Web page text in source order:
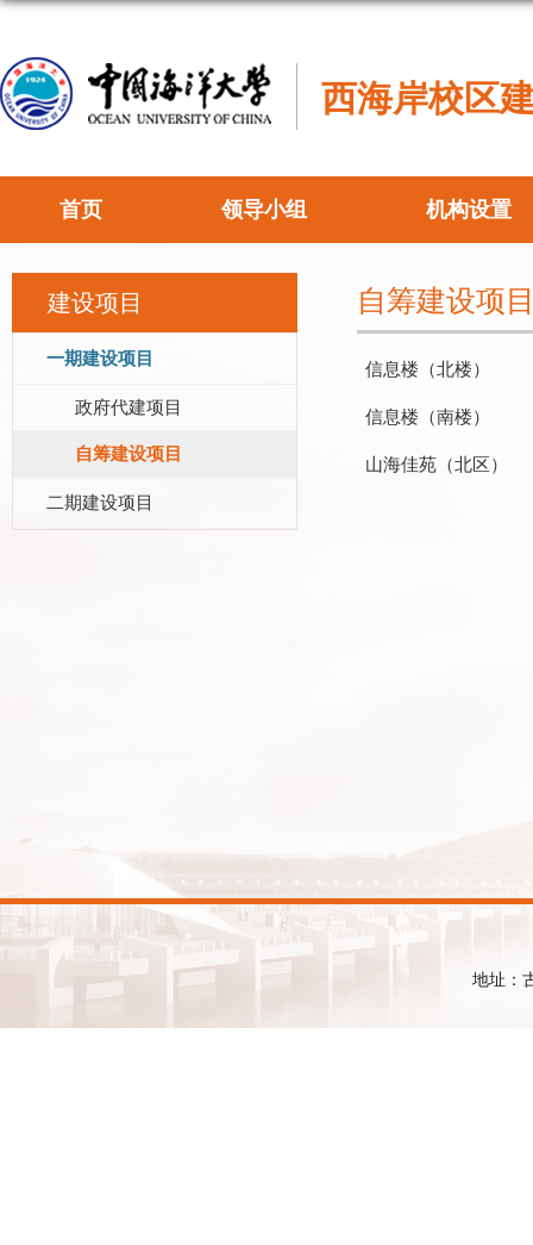
西海岸校区
首页 领导小组 机构设置
建设项目
一期建设项目
政府代建项目
自筹建设项目
二期建设项目
自筹建设项
信息楼（北楼）
信息楼（南楼）
山海佳苑（北区）
地址：